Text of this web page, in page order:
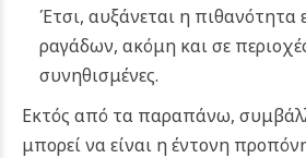
Έτσι, αυξάνεται η πιθανότητα
ραγάδων, ακόμη και σε
συνηθισμένες.
Εκτός από τα παραπάνω,
μπορεί να είναι η έντονη